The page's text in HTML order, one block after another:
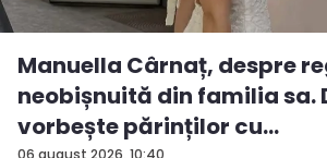
06 august 2026, 10:40
Manuella Cârnaț, despre
neobișnuită din familia sa.
vorbește părinților cu